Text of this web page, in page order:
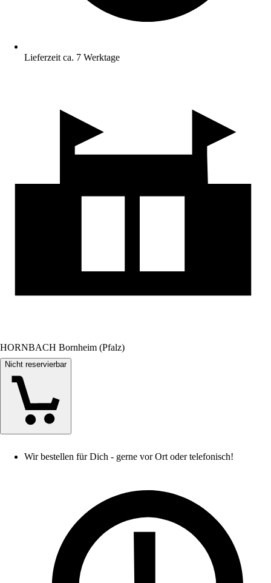
Lieferzeit ca. 7 Werktage
HORNBACH Bornheim (Pfalz)
Nicht reservierbar
Wir bestellen für Dich - gerne vor Ort oder telefonisch!